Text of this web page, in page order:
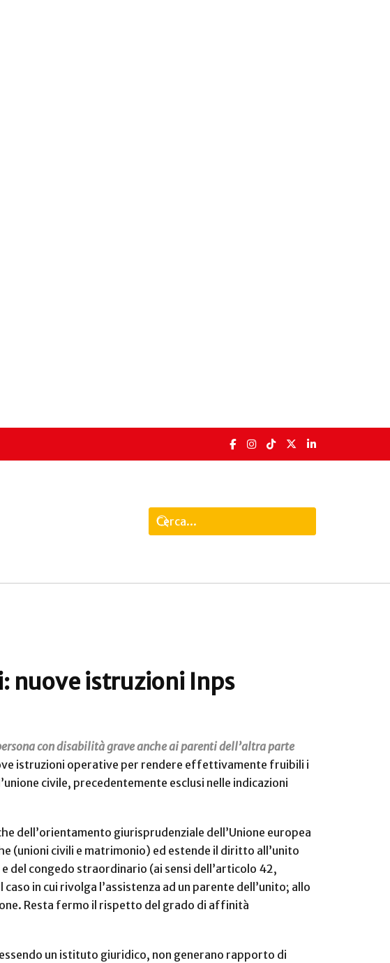
nuove istruzioni Inps
con disabilità grave anche ai parenti dell’altra parte
istruzioni operative per rendere effettivamente fruibili i
civile, precedentemente esclusi nelle indicazioni
dell’orientamento giurisprudenziale dell’Unione europea
(unioni civili e matrimonio) ed estende il diritto all’unito
del congedo straordinario (ai sensi dell’articolo 42,
in cui rivolga l’assistenza ad un parente dell’unito; allo
Resta fermo il rispetto del grado di affinità
un istituto giuridico, non generano rapporto di